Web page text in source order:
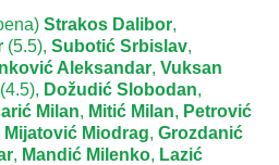
Strakos Dalibor,
(5.5), Subotić Srbislav,
Aleksandar, Vuksan
(4.5), Dožudić Slobodan,
Milan, Mitić Milan, Petrović
Mijatović Miodrag, Grozdanić
, Mandić Milenko, Lazić